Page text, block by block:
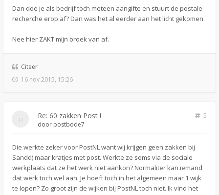
Dan doe je als bedrijf toch meteen aangifte en stuurt de postale
recherche erop af? Dan was het al eerder aan het licht gekomen.
Nee hier ZAKT mijn broek van af.
Citeer
16 nov 2015, 15:26
Re: 60 zakken Post !
5
door postbode7
Die werkte zeker voor PostNL want wij krijgen geen zakken bij
Sandd) maar kratjes met post. Werkte ze soms via de sociale
werkplaats dat ze het werk niet aankon? Normaliter kan iemand
dat werk toch wel aan. Je hoeft toch in het algemeen maar 1 wijk
te lopen? Zo groot zijn de wijken bij PostNL toch niet. Ik vind het